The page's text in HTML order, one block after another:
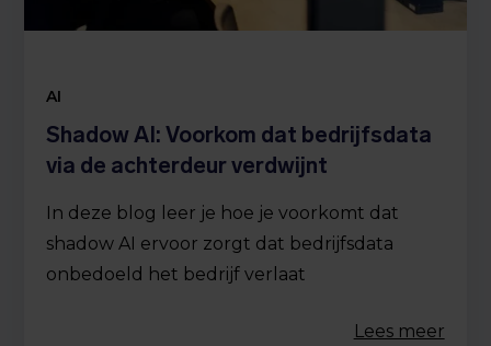
AI
Shadow AI: Voorkom dat bedrijfsdata
via de achterdeur verdwijnt
In deze blog leer je hoe je voorkomt dat
shadow AI ervoor zorgt dat bedrijfsdata
onbedoeld het bedrijf verlaat
Lees meer